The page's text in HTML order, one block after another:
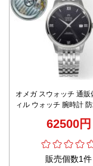
オメガ スウォッチ 通販
ィル ウォッチ 腕時計 防
62500円
販売個数1件